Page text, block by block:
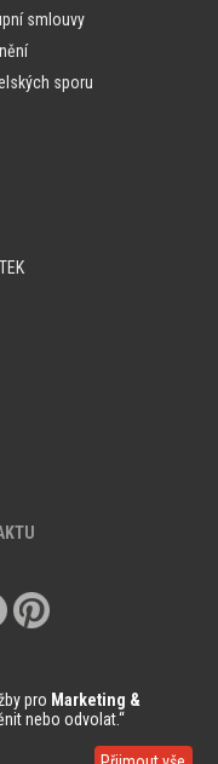
smlouvy
sporu
pro Marketing &
nebo odvolat.“